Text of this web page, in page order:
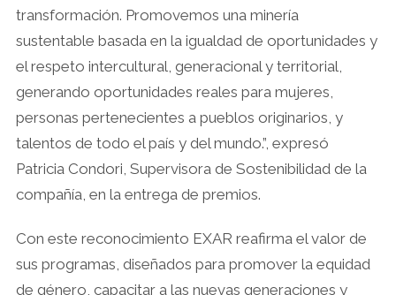
transformación. Promovemos una minería
sustentable basada en la igualdad de oportunidades y
el respeto intercultural, generacional y territorial,
generando oportunidades reales para mujeres,
personas pertenecientes a pueblos originarios, y
talentos de todo el país y del mundo.”, expresó
Patricia Condori, Supervisora de Sostenibilidad de la
compañía, en la entrega de premios.
Con este reconocimiento EXAR reafirma el valor de
sus programas, diseñados para promover la equidad
de género, capacitar a las nuevas generaciones y